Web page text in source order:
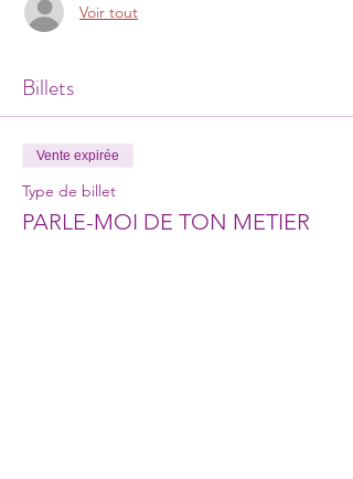
Voir tout
Billets
Vente expirée
Type de billet
PARLE-MOI DE TON METIER